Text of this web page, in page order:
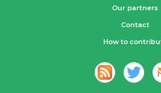
Our partners
Contact
How to